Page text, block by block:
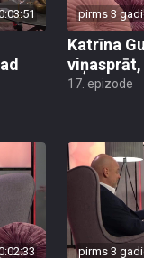
pirms 3
Katrīna
17. epizode
pirms 3